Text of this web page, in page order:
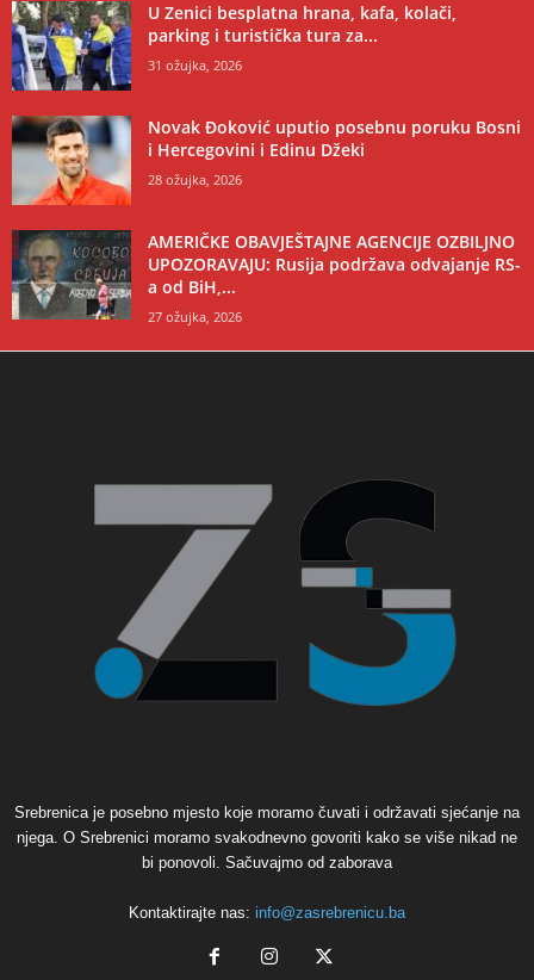
U Zenici besplatna hrana, kafa, kolači,
parking i turistička tura za...
31 ožujka, 2026
Novak Đoković uputio posebnu poruku Bosni
i Hercegovini i Edinu Džeki
28 ožujka, 2026
AMERIČKE OBAVJEŠTAJNE AGENCIJE OZBILJNO
UPOZORAVAJU: Rusija podržava odvajanje RS-
a od BiH,...
27 ožujka, 2026
Srebrenica je posebno mjesto koje moramo čuvati i održavati sjećanje na
njega. O Srebrenici moramo svakodnevno govoriti kako se više nikad ne
bi ponovoli. Sačuvajmo od zaborava
Kontaktirajte nas: info@zasrebrenicu.ba